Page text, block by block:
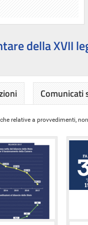
della XVII
Comunicati
relative a provvedimenti,